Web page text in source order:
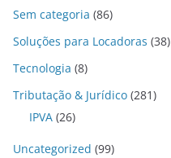
Sem categoria (86)
Soluções para Locadoras (38)
Tecnologia (8)
Tributação & Jurídico (281)
IPVA (26)
Uncategorized (99)